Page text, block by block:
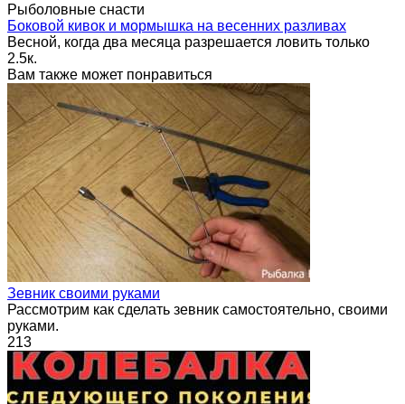
Рыболовные снасти
Боковой кивок и мормышка на весенних разливах
Весной, когда два месяца разрешается ловить только
2.5к.
Вам также может понравиться
Зевник своими руками
Рассмотрим как сделать зевник самостоятельно, своими
руками.
213